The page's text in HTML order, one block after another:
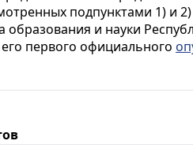
подпунктами 1) и
и науки
первого официального